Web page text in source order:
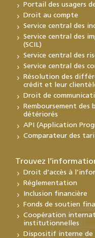
Portail des usagers
Droit au compte
Service central des
Service central des
(SCIL)
Service central des
Service central des
Résolution des
crédit et leur
Droit de
Remboursement
détériorés
API (Application
Comparateur des
Trouvez
Droit d’accès à
Réglementation
Inclusion financière
Fonds de soutien
Coopération
institutionnelles
Dispositif interne de